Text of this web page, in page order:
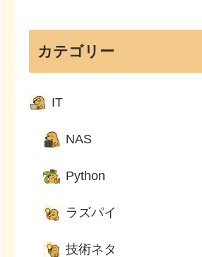
カテゴリー
IT
NAS
Python
ラズパイ
技術ネタ